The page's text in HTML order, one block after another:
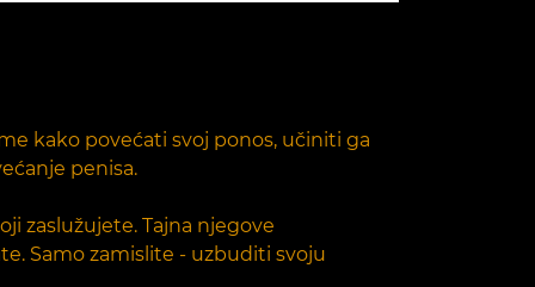
kako povećati svoj ponos, učiniti ga
penisa.
zaslužujete. Tajna njegove
Samo zamislite - uzbuditi svoju